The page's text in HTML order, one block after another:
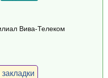
Вива-Телеком